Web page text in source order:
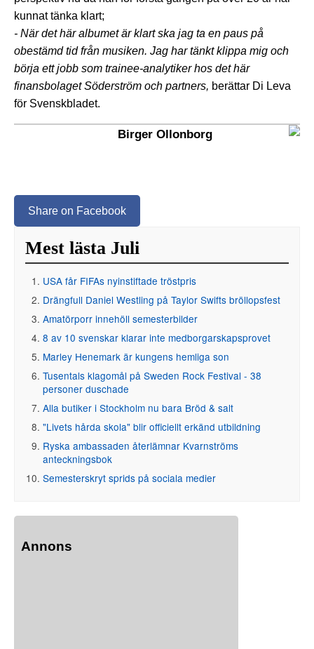
kunnat tänka klart;
- När det här albumet är klart ska jag ta en paus på
obestämd tid från musiken. Jag har tänkt klippa mig och
börja ett jobb som trainee-analytiker hos det här
finansbolaget Söderström och partners, berättar Di Leva
för Svenskbladet.
Birger Ollonborg
Share on Facebook
Mest lästa Juli
USA får FIFAs nyinstiftade tröstpris
Drängfull Daniel Westling på Taylor Swifts bröllopsfest
Amatörporr innehöll semesterbilder
8 av 10 svenskar klarar inte medborgarskapsprovet
Marley Henemark är kungens hemliga son
Tusentals klagomål på Sweden Rock Festival - 38
personer duschade
Alla butiker i Stockholm nu bara Bröd & salt
"Livets hårda skola" blir officiellt erkänd utbildning
Ryska ambassaden återlämnar Kvarnströms
anteckningsbok
Semesterskryt sprids på sociala medier
Annons